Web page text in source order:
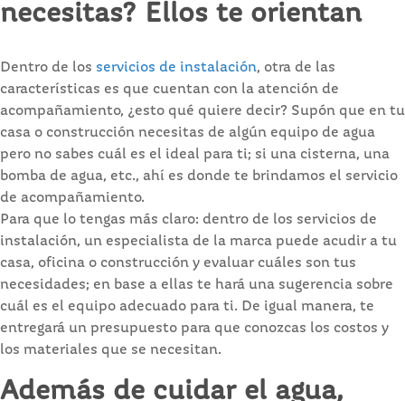
necesitas? Ellos te orientan
Dentro de los servicios de instalación, otra de las
características es que cuentan con la atención de
acompañamiento, ¿esto qué quiere decir? Supón que en tu
casa o construcción necesitas de algún equipo de agua
pero no sabes cuál es el ideal para ti; si una cisterna, una
bomba de agua, etc., ahí es donde te brindamos el servicio
de acompañamiento.
Para que lo tengas más claro: dentro de los servicios de
instalación, un especialista de la marca puede acudir a tu
casa, oficina o construcción y evaluar cuáles son tus
necesidades; en base a ellas te hará una sugerencia sobre
cuál es el equipo adecuado para ti. De igual manera, te
entregará un presupuesto para que conozcas los costos y
los materiales que se necesitan.
Además de cuidar el agua,